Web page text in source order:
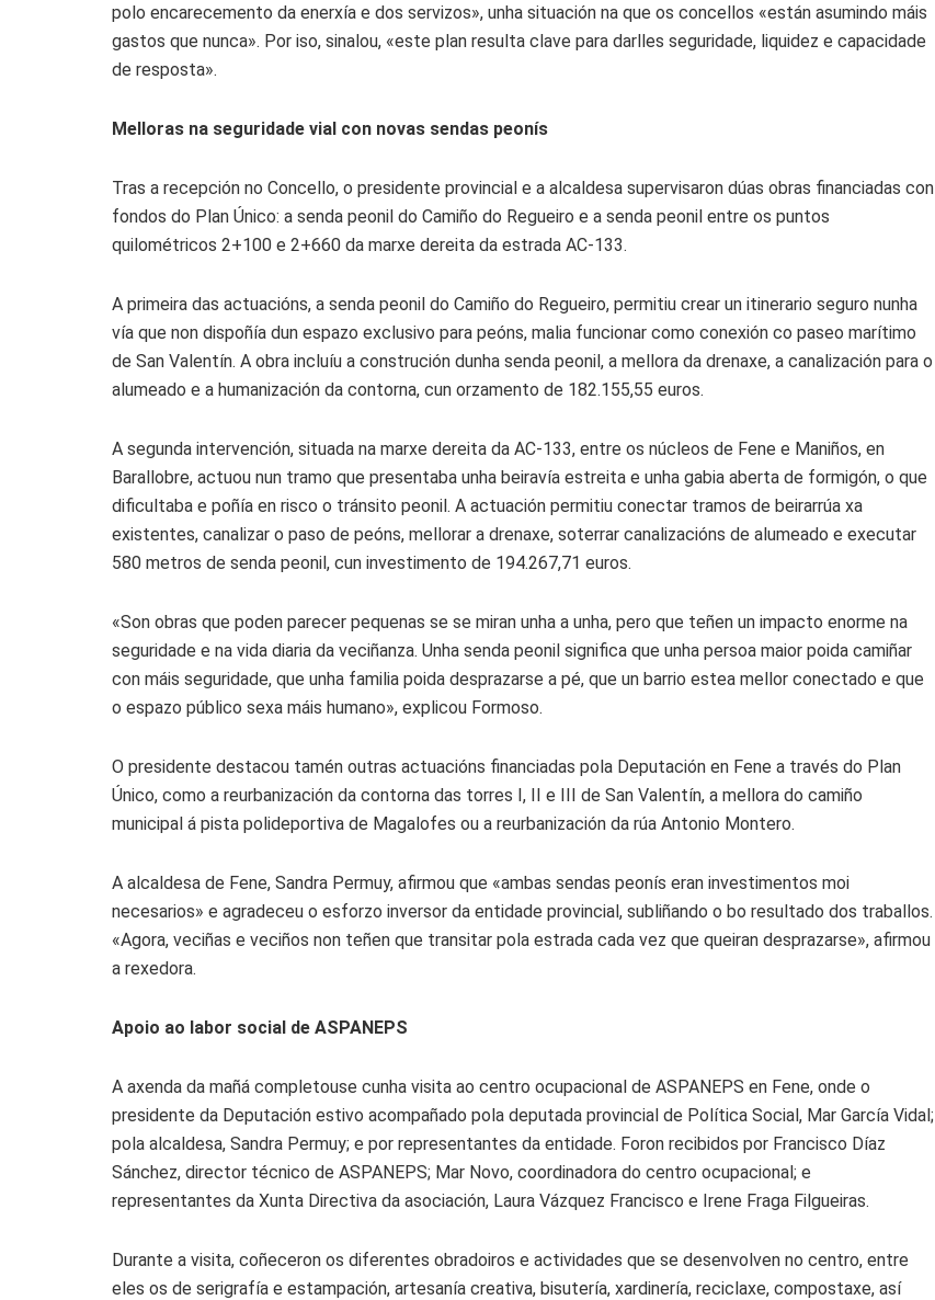
polo encarecemento da enerxía e dos servizos», unha situación na que os concellos «están asumindo máis
gastos que nunca». Por iso, sinalou, «este plan resulta clave para darlles seguridade, liquidez e capacidade
de resposta».
Melloras na seguridade vial con novas sendas peonís
Tras a recepción no Concello, o presidente provincial e a alcaldesa supervisaron dúas obras financiadas con
fondos do Plan Único: a senda peonil do Camiño do Regueiro e a senda peonil entre os puntos
quilométricos 2+100 e 2+660 da marxe dereita da estrada AC-133.
A primeira das actuacións, a senda peonil do Camiño do Regueiro, permitiu crear un itinerario seguro nunha
vía que non dispoñía dun espazo exclusivo para peóns, malia funcionar como conexión co paseo marítimo
de San Valentín. A obra incluíu a construción dunha senda peonil, a mellora da drenaxe, a canalización para o
alumeado e a humanización da contorna, cun orzamento de 182.155,55 euros.
A segunda intervención, situada na marxe dereita da AC-133, entre os núcleos de Fene e Maniños, en
Barallobre, actuou nun tramo que presentaba unha beiravía estreita e unha gabia aberta de formigón, o que
dificultaba e poñía en risco o tránsito peonil. A actuación permitiu conectar tramos de beirarrúa xa
existentes, canalizar o paso de peóns, mellorar a drenaxe, soterrar canalizacións de alumeado e executar
580 metros de senda peonil, cun investimento de 194.267,71 euros.
«Son obras que poden parecer pequenas se se miran unha a unha, pero que teñen un impacto enorme na
seguridade e na vida diaria da veciñanza. Unha senda peonil significa que unha persoa maior poida camiñar
con máis seguridade, que unha familia poida desprazarse a pé, que un barrio estea mellor conectado e que
o espazo público sexa máis humano», explicou Formoso.
O presidente destacou tamén outras actuacións financiadas pola Deputación en Fene a través do Plan
Único, como a reurbanización da contorna das torres I, II e III de San Valentín, a mellora do camiño
municipal á pista polideportiva de Magalofes ou a reurbanización da rúa Antonio Montero.
A alcaldesa de Fene, Sandra Permuy, afirmou que «ambas sendas peonís eran investimentos moi
necesarios» e agradeceu o esforzo inversor da entidade provincial, subliñando o bo resultado dos traballos.
«Agora, veciñas e veciños non teñen que transitar pola estrada cada vez que queiran desprazarse», afirmou
a rexedora.
Apoio ao labor social de ASPANEPS
A axenda da mañá completouse cunha visita ao centro ocupacional de ASPANEPS en Fene, onde o
presidente da Deputación estivo acompañado pola deputada provincial de Política Social, Mar García Vidal;
pola alcaldesa, Sandra Permuy; e por representantes da entidade. Foron recibidos por Francisco Díaz
Sánchez, director técnico de ASPANEPS; Mar Novo, coordinadora do centro ocupacional; e
representantes da Xunta Directiva da asociación, Laura Vázquez Francisco e Irene Fraga Filgueiras.
Durante a visita, coñeceron os diferentes obradoiros e actividades que se desenvolven no centro, entre
eles os de serigrafía e estampación, artesanía creativa, bisutería, xardinería, reciclaxe, compostaxe, así